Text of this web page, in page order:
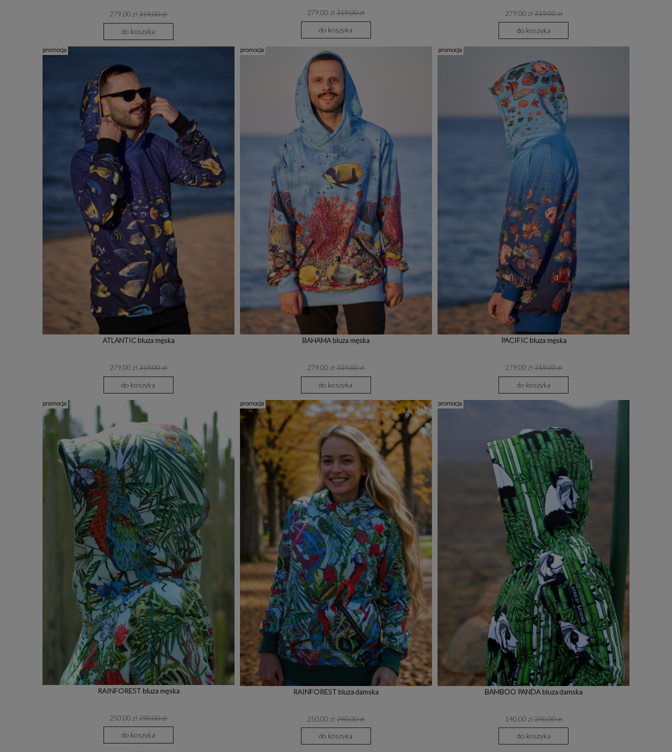
279,00 zł 319,00 zł
do koszyka
279,00 zł 319,00 zł
do koszyka
279,00 zł 319,00 zł
do koszyka
ATLANTIC bluza męska
279,00 zł 319,00 zł
do koszyka
promocja
BAHAMA bluza męska
279,00 zł 319,00 zł
do koszyka
promocja
PACIFIC bluza męska
279,00 zł 319,00 zł
do koszyka
promocja
RAINFOREST bluza męska
250,00 zł 290,00 zł
do koszyka
promocja
RAINFOREST bluza damska
250,00 zł 290,00 zł
do koszyka
promocja
BAMBOO PANDA bluza damska
140,00 zł 290,00 zł
do koszyka
promocja